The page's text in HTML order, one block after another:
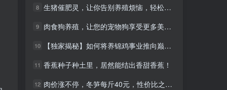
8 生猪催肥灵，让你告别养殖烦恼，轻松养猪！
9 肉食狗养殖，让您的宠物狗享受更多美食！
10 【独家揭秘】如何将养锦鸡事业推向巅峰！
11 香蕉种子种土里，居然能结出香甜香蕉！
12 肉价涨不停，冬笋每斤40元，性价比之选！
8 生猪催肥灵，让你告别养殖烦恼，轻松养猪！
9 肉食狗养殖，让您的宠物狗享受更多美食！
10 【独家揭秘】如何将养锦鸡事业推向巅峰！
11 香蕉种子种土里，居然能结出香甜香蕉！
12 肉价涨不停，冬笋每斤40元，性价比之选！